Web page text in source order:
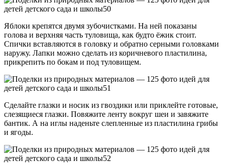
Яблоки крепятся двумя зубочистками. На ней показаны
голова и верхняя часть туловища, как будто ёжик стоит.
Спички вставляются в головку и обратно серными головками
наружу. Лапки можно сделать из коричневого пластилина,
прикрепить по бокам и под туловищем.
Сделайте глазки и носик из гвоздики или приклейте готовые,
слезящиеся глазки. Повяжите ленту вокруг шеи и завяжите
бантик. А на иглы наденьте слепленные из пластилина грибы
и ягоды.